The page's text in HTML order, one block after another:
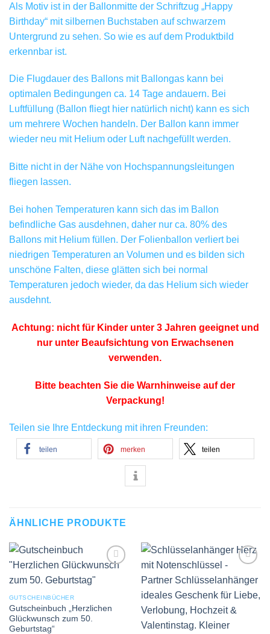
Als Motiv ist in der Ballonmitte der Schriftzug „Happy
Birthday“ mit silbernen Buchstaben auf schwarzem
Untergrund zu sehen. So wie es auf dem Produktbild
erkennbar ist.
Die Flugdauer des Ballons mit Ballongas kann bei
optimalen Bedingungen ca. 14 Tage andauern. Bei
Luftfüllung (Ballon fliegt hier natürlich nicht) kann es sich
um mehrere Wochen handeln. Der Ballon kann immer
wieder neu mit Helium oder Luft nachgefüllt werden.
Bitte nicht in der Nähe von Hochspannungsleitungen
fliegen lassen.
Bei hohen Temperaturen kann sich das im Ballon
befindliche Gas ausdehnen, daher nur ca. 80% des
Ballons mit Helium füllen. Der Folienballon verliert bei
niedrigen Temperaturen an Volumen und es bilden sich
unschöne Falten, diese glätten sich bei normal
Temperaturen jedoch wieder, da das Helium sich wieder
ausdehnt.
Achtung: nicht für Kinder unter 3 Jahren geeignet und
nur unter Beaufsichtung von Erwachsenen
verwenden.
Bitte beachten Sie die Warnhinweise auf der
Verpackung!
Teilen sie Ihre Entdeckung mit ihren Freunden:
teilen merken teilen
ÄHNLICHE PRODUKTE
GUTSCHEINBÜCHER
Gutscheinbuch „Herzlichen
Glückwunsch zum 50.
Geburtstag“
wishlist